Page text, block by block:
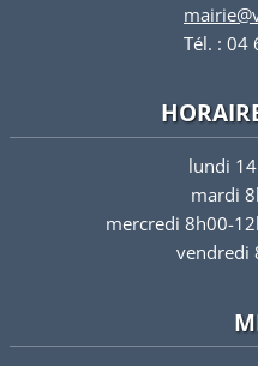
Tél. : 04
lundi
mardi
mercredi 8h00-
vendredi